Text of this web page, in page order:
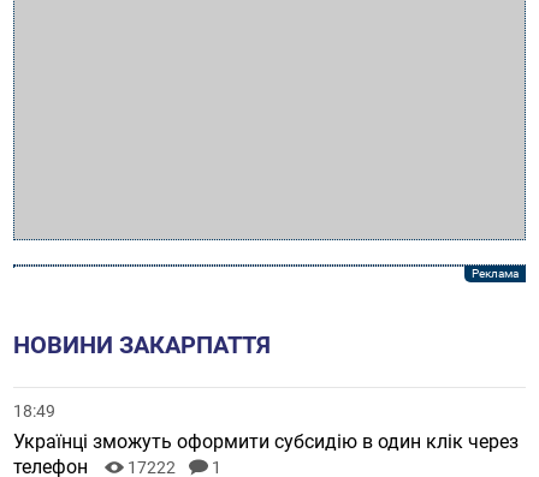
НОВИНИ ЗАКАРПАТТЯ
18:49
Українці зможуть оформити субсидію в один клік через
телефон
17222 1